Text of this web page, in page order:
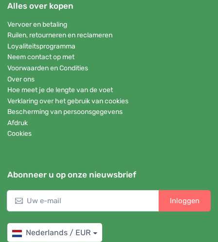
Alles over kopen
Vervoer en betaling
Ruilen, retourneren en reclameren
Loyaliteitsprogramma
Neem contact op met
Voorwaarden en Condities
Over ons
Hoe meet je de lengte van de voet
Verklaring over het gebruik van cookies
Bescherming van persoonsgegevens
Afdruk
Cookies
Abonneer u op onze nieuwsbrief
Inloggen
Nederlands / EUR